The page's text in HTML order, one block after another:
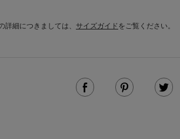
詳細につきましては、 サイズガイドをご覧ください。